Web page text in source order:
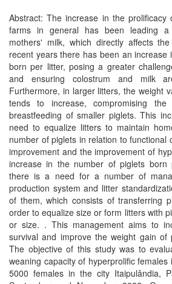
Abstract: The increase in the prolificacy
farms in general has been leading
mothers' milk, which directly affects
recent years there has been an
born per litter, posing a greater
and ensuring colostrum and milk
Furthermore, in larger litters, the weight
tends to increase, compromising the
breastfeeding of smaller piglets. This
need to equalize litters to maintain
number of piglets in relation to functional
improvement and the improvement of
increase in the number of piglets born
there is a need for a number of
production system and litter
of them, which consists of transferring
order to equalize size or form litters with
or size. . This management aims to
survival and improve the weight gain of
The objective of this study was to
weaning capacity of hyperprolific
5000 females in the city Itaipulândia,